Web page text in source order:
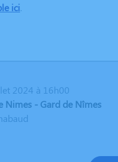
ici.
2024 à 16h00
Nimes - Gard de Nîmes